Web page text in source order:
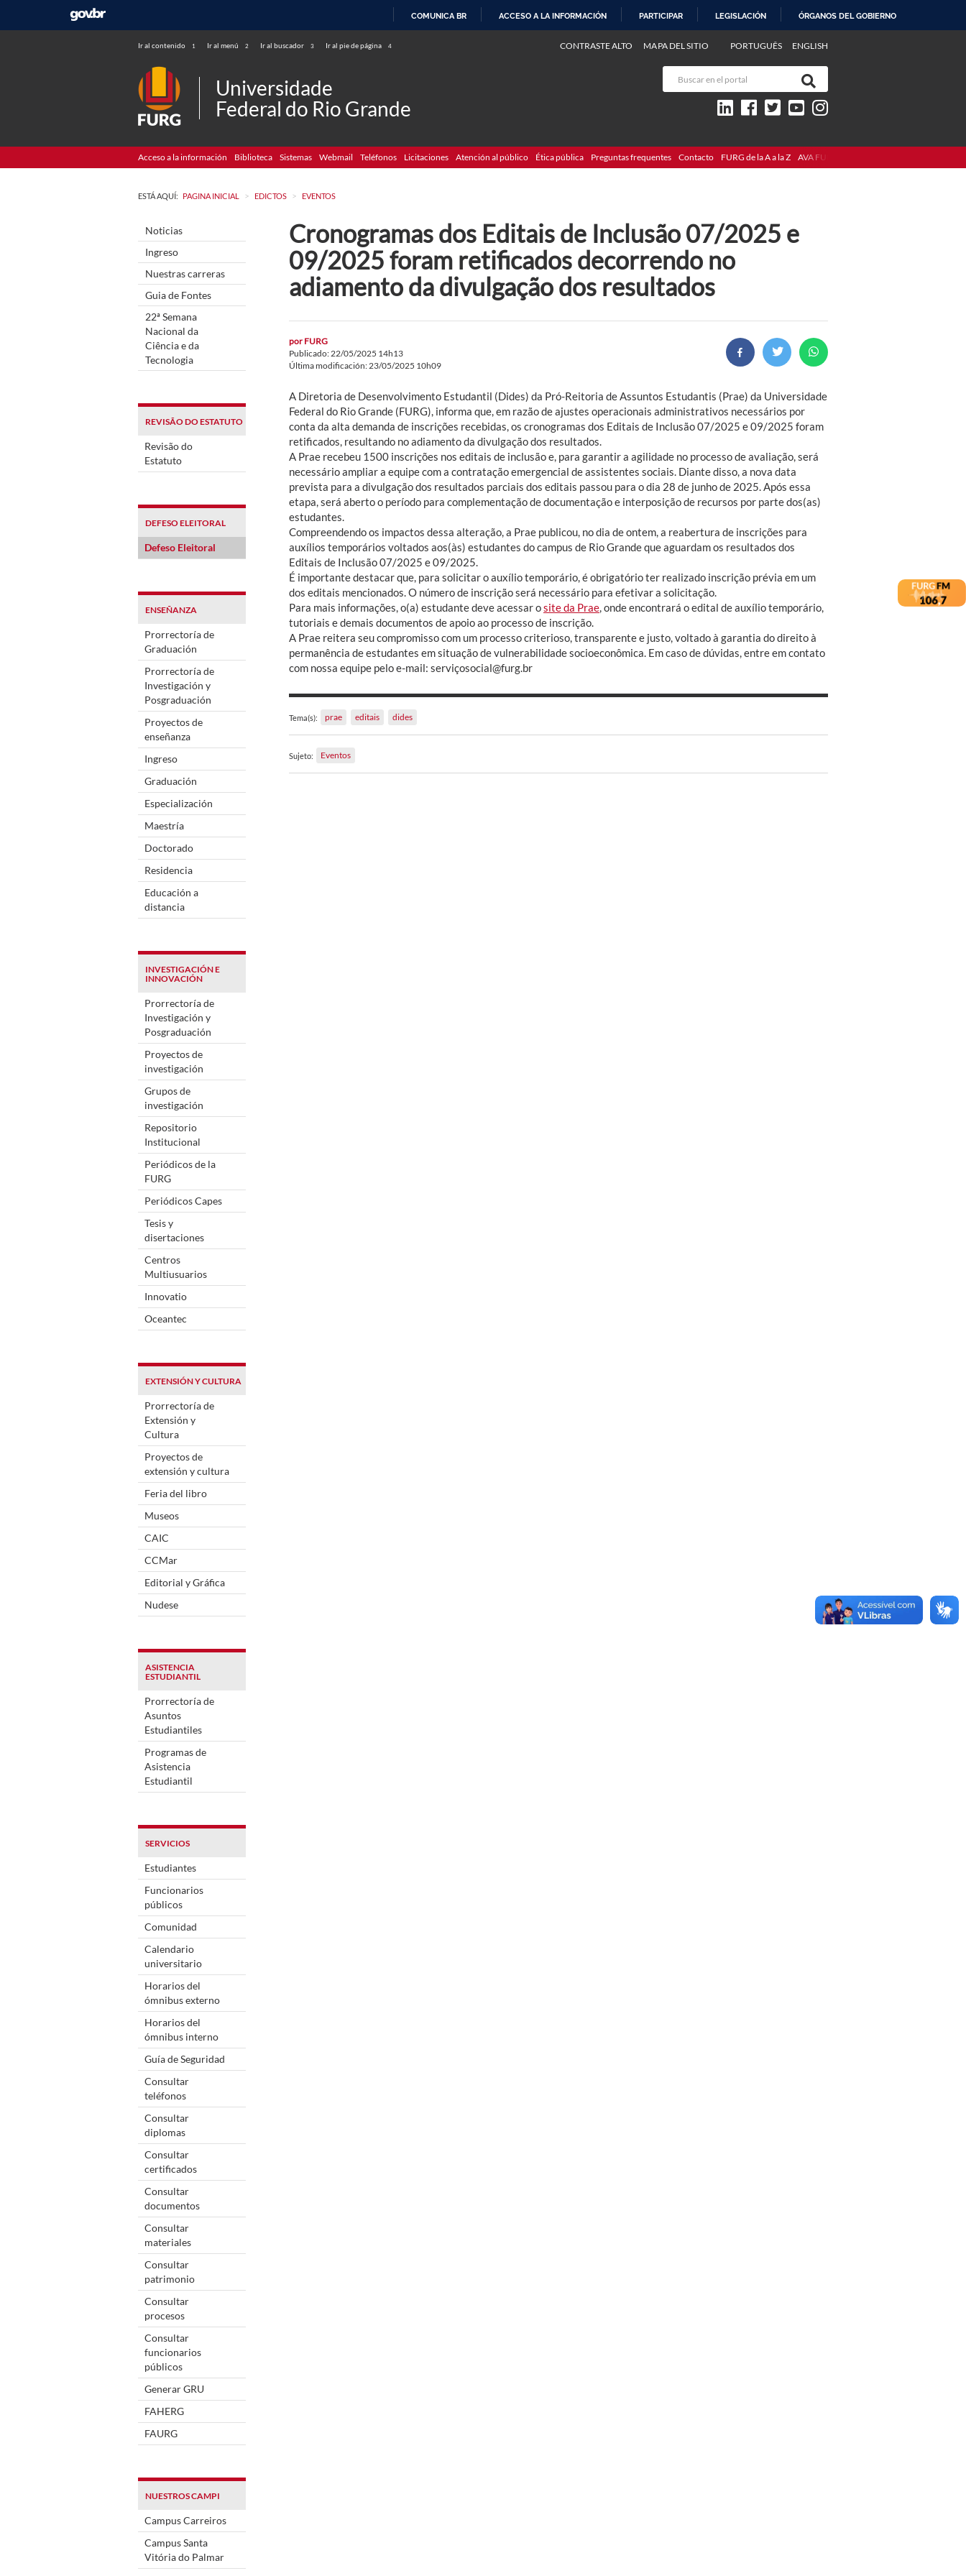
COMUNICA BR ACCESO A LA INFORMACIÓN PARTICIPAR LEGISLACIÓN ÓRGANOS DEL GOBIERNO
Ir al contenido 1 Ir al menú 2 Ir al buscador 3 Ir al pie de página 4 PORTUGUÊS ENGLISH
CONTRASTE ALTO MAPA DEL SITIO
Universidade
Federal do Rio Grande
Acceso a la información Biblioteca Sistemas Webmail Teléfonos Licitaciones Atención al público Ética pública Preguntas frequentes Contacto FURG de la A a la Z AVA FURG
ESTÁ AQUÍ: PAGINA INICIAL > EDICTOS > EVENTOS
Noticias
Ingreso
Nuestras carreras
Guia de Fontes
22ª Semana
Nacional da
Ciência e da
Tecnologia
REVISÃO DO ESTATUTO
Revisão do
Estatuto
DEFESO ELEITORAL
Defeso Eleitoral
ENSEÑANZA
Prorrectoría de
Graduación
Prorrectoría de
Investigación y
Posgraduación
Proyectos de
enseñanza
Ingreso
Graduación
Especialización
Maestría
Doctorado
Residencia
Educación a
distancia
INVESTIGACIÓN E
INNOVACIÓN
Prorrectoría de
Investigación y
Posgraduación
Proyectos de
investigación
Grupos de
investigación
Repositorio
Institucional
Periódicos de la
FURG
Periódicos Capes
Tesis y
disertaciones
Centros
Multiusuarios
Innovatio
Oceantec
EXTENSIÓN Y CULTURA
Prorrectoría de
Extensión y
Cultura
Proyectos de
extensión y cultura
Feria del libro
Museos
CAIC
CCMar
Editorial y Gráfica
Nudese
ASISTENCIA
ESTUDIANTIL
Prorrectoría de
Asuntos
Estudiantiles
Programas de
Asistencia
Estudiantil
SERVICIOS
Estudiantes
Funcionarios
públicos
Comunidad
Calendario
universitario
Horarios del
ómnibus externo
Horarios del
ómnibus interno
Guía de Seguridad
Consultar
teléfonos
Consultar
diplomas
Consultar
certificados
Consultar
documentos
Consultar
materiales
Consultar
patrimonio
Consultar
procesos
Consultar
funcionarios
públicos
Generar GRU
FAHERG
FAURG
NUESTROS CAMPI
Campus Carreiros
Campus Santa
Vitória do Palmar
Cronogramas dos Editais de Inclusão 07/2025 e
09/2025 foram retificados decorrendo no
adiamento da divulgação dos resultados
por FURG
Publicado: 22/05/2025 14h13
Última modificación: 23/05/2025 10h09
A Diretoria de Desenvolvimento Estudantil (Dides) da Pró-Reitoria de Assuntos Estudantis (Prae) da Universidade
Federal do Rio Grande (FURG), informa que, em razão de ajustes operacionais administrativos necessários por
conta da alta demanda de inscrições recebidas, os cronogramas dos Editais de Inclusão 07/2025 e 09/2025 foram
retificados, resultando no adiamento da divulgação dos resultados.
A Prae recebeu 1500 inscrições nos editais de inclusão e, para garantir a agilidade no processo de avaliação, será
necessário ampliar a equipe com a contratação emergencial de assistentes sociais. Diante disso, a nova data
prevista para a divulgação dos resultados parciais dos editais passou para o dia 28 de junho de 2025. Após essa
etapa, será aberto o período para complementação de documentação e interposição de recursos por parte dos(as)
estudantes.
Compreendendo os impactos dessa alteração, a Prae publicou, no dia de ontem, a reabertura de inscrições para
auxílios temporários voltados aos(às) estudantes do campus de Rio Grande que aguardam os resultados dos
Editais de Inclusão 07/2025 e 09/2025.
É importante destacar que, para solicitar o auxílio temporário, é obrigatório ter realizado inscrição prévia em um
dos editais mencionados. O número de inscrição será necessário para efetivar a solicitação.
Para mais informações, o(a) estudante deve acessar osite da Prae , onde encontrará o edital de auxílio temporário,
tutoriais e demais documentos de apoio ao processo de inscrição.
A Prae reitera seu compromisso com um processo criterioso, transparente e justo, voltado à garantia do direito à
permanência de estudantes em situação de vulnerabilidade socioeconômica. Em caso de dúvidas, entre em contato
com nossa equipe pelo e-mail: serviçosocial@furg.br
Tema(s): prae editais dides
Sujeto: Eventos